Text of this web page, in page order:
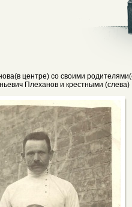
центре) со своими
Плеханов и крестными (слева)